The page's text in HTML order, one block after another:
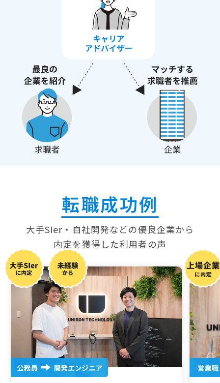
転職成功例
大手SIer・自社開発などの優良企業から
内定を獲得した利用者の声